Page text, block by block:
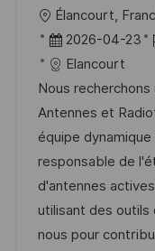
a
c
n
U
b
c
a
c
i
ó
n
Élancourt,
F
e
c
h
a
d
e
p
u
2026-04-23
I
Elancourt
Nous
Antennes et
équipe
responsable de
d'antennes
utilisant des outils
nous pour